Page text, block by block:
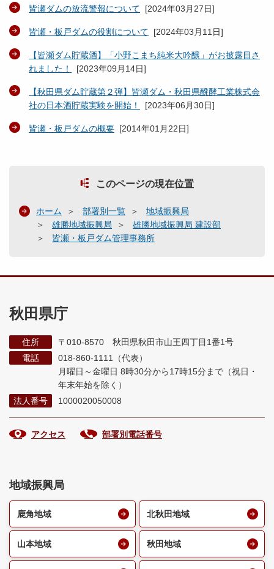
皆瀬ダムの放流警報について [2024年03月27日]
皆瀬・板戸ダムの役割について [2024年03月11日]
【皆瀬ダム貯蔵酒】「小野こまち純米大吟醸」がお披露目さ
れました！
[2023年09月14日]
【秋田県ダム貯蔵第２弾】皆瀬ダム・秋田県醗酵工業株式会
社の日本酒貯蔵実験を開始！
[2023年06月30日]
皆瀬・板戸ダムの概要 [2014年01月22日]
このページの現在位置
ホーム 部署別一覧
地域振興局
雄勝地域振興局
雄勝地域振興局 建設部
皆瀬・板戸ダム管理事務所
秋田県庁
住所
〒010-8570 秋田県秋田市山王四丁目1番1号
電話
018-860-1111（代表）
月曜日～金曜日 8時30分から17時15分まで （祝日・
年末年始を除く）
法人番号
1000020050008
アクセス 部署別電話番号
地域振興局
鹿角地域 北秋田地域
山本地域 秋田地域